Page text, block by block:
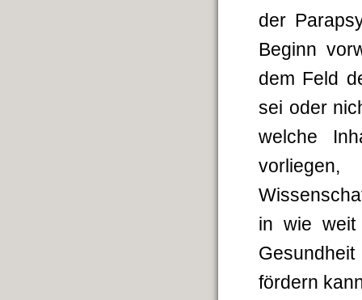
der
Beginn
dem Feld
sei oder
welche
in wie weit
fördern